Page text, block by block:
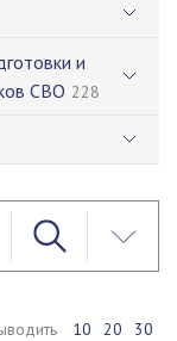
и
СВО 228
10 20 30